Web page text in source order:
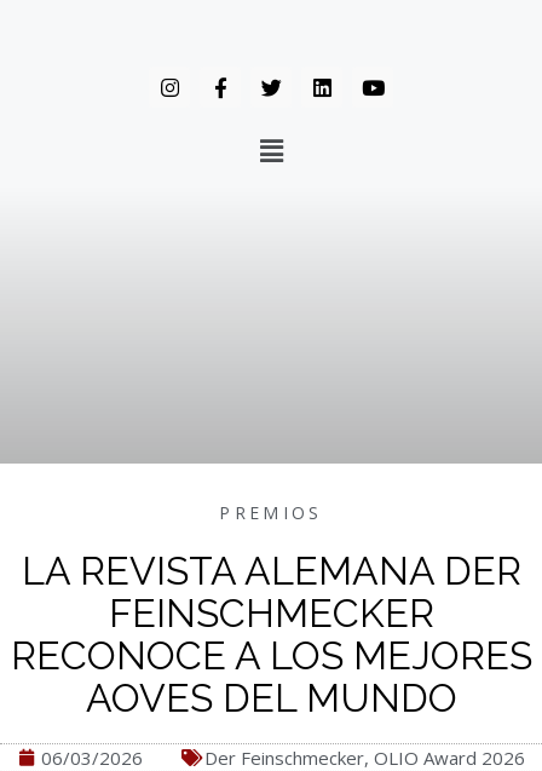
PREMIOS
LA REVISTA ALEMANA DER
FEINSCHMECKER
RECONOCE A LOS MEJORES
AOVES DEL MUNDO
06/03/2026 Der Feinschmecker, OLIO Award 2026